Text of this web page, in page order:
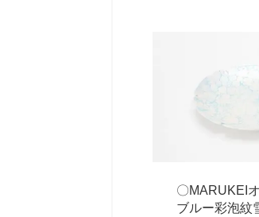
〇MARUKEI
ブルー彩泡紋